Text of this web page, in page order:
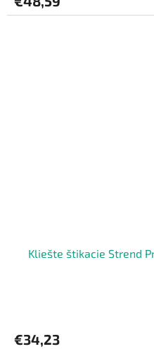
Kliešte štikacie Strend
€34,23